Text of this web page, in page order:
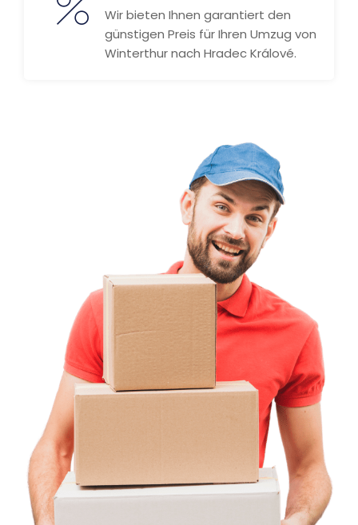
Wir bieten Ihnen garantiert den
günstigen Preis für Ihren Umzug von
Winterthur nach Hradec Králové.